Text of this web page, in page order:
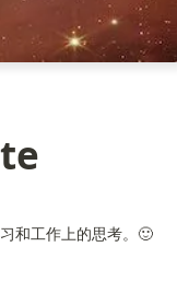
和工作上的思考。🙂